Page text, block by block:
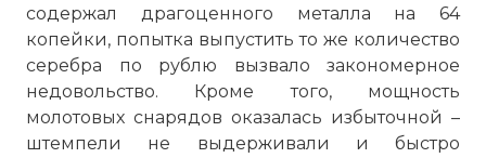
содержал драгоценного металла на 64
копейки, попытка выпустить то же количество
серебра по рублю вызвало закономерное
недовольство. Кроме того, мощность
молотовых снарядов оказалась избыточной –
штемпели не выдерживали и быстро